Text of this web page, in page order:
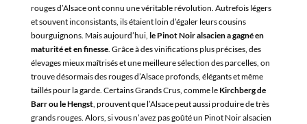
rouges d’Alsace ont connu une véritable révolution. Autrefois légers
et souvent inconsistants, ils étaient loin d’égaler leurs cousins
bourguignons. Mais aujourd’hui, le Pinot Noir alsacien a gagné en
maturité et en finesse. Grâce à des vinifications plus précises, des
élevages mieux maîtrisés et une meilleure sélection des parcelles, on
trouve désormais des rouges d’Alsace profonds, élégants et même
taillés pour la garde. Certains Grands Crus, comme le Kirchberg de
Barr ou le Hengst, prouvent que l’Alsace peut aussi produire de très
grands rouges. Alors, si vous n’avez pas goûté un Pinot Noir alsacien